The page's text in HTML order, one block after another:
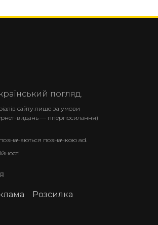
погляд.
сайту лише за умови
видань — гіперпосилання)
позначкою ad.
Розсилка